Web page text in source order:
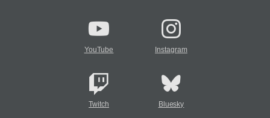
YouTube Instagram
Twitch Bluesky